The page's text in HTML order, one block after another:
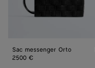
Sac messenger Orto
2500 €